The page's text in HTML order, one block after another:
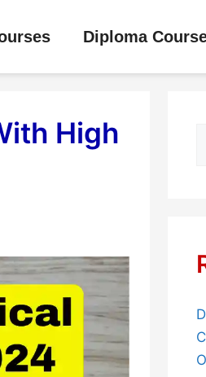
Diploma
High